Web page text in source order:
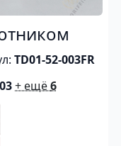
TD01-52-003FR
+ ещё6